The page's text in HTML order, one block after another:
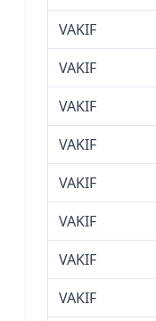
VAKIF
VAKIF
VAKIF
VAKIF
VAKIF
VAKIF
VAKIF
VAKIF